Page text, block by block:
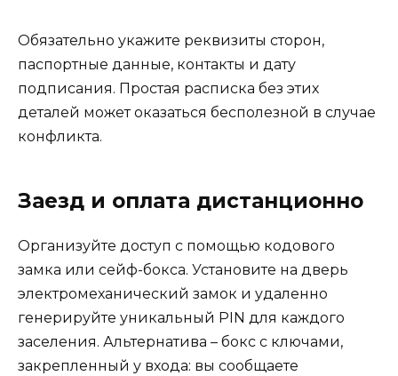
Обязательно укажите реквизиты сторон,
паспортные данные, контакты и дату
подписания. Простая расписка без этих
деталей может оказаться бесполезной в случае
конфликта.
Заезд и оплата дистанционно
Организуйте доступ с помощью кодового
замка или сейф-бокса. Установите на дверь
электромеханический замок и удаленно
генерируйте уникальный PIN для каждого
заселения. Альтернатива – бокс с ключами,
закрепленный у входа: вы сообщаете